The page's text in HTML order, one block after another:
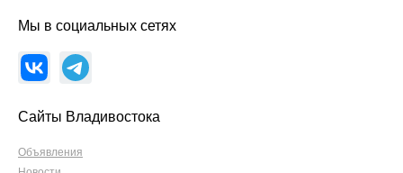
Мы в социальных сетях
Сайты Владивостока
Объявления